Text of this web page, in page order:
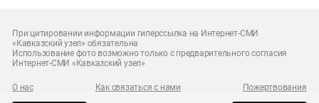
При цитировании информации гиперссылка на Интернет-СМИ
«Кавказский узел» обязательна
Использование фото возможно только с предварительного согласия
Интернет-СМИ «Кавказский узел»
О нас Как связаться с нами Пожертвования